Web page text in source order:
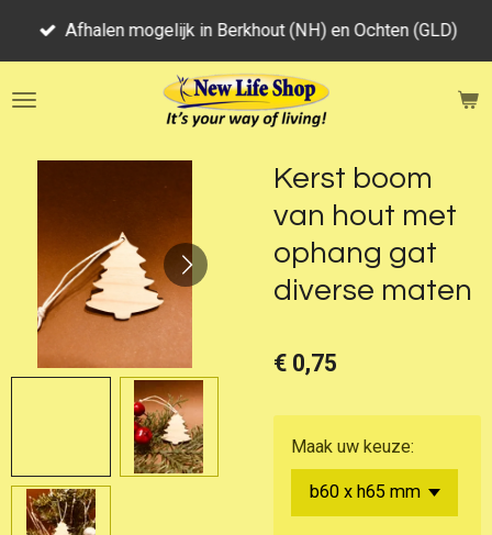
de
Afhalen mogelijk in Berkhout (NH) en Ochten (GLD)
Kerst boom
van hout met
ophang gat
diverse maten
€ 0,75
Maak uw keuze: